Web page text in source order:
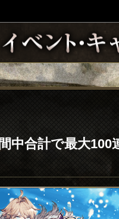
中合計で最大100